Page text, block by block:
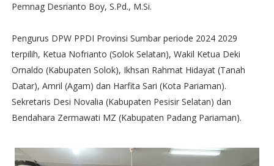
Pemnag Desrianto Boy, S.Pd., M.Si.
Pengurus DPW PPDI Provinsi Sumbar periode 2024 2029
terpilih, Ketua Nofrianto (Solok Selatan), Wakil Ketua Deki
Ornaldo (Kabupaten Solok), Ikhsan Rahmat Hidayat (Tanah
Datar), Amril (Agam) dan Harfita Sari (Kota Pariaman).
Sekretaris Desi Novalia (Kabupaten Pesisir Selatan) dan
Bendahara Zermawati MZ (Kabupaten Padang Pariaman).